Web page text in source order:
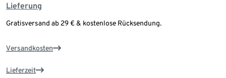
Lieferung
Gratisversand ab 29 € & kostenlose Rücksendung.
Versandkosten
Lieferzeit